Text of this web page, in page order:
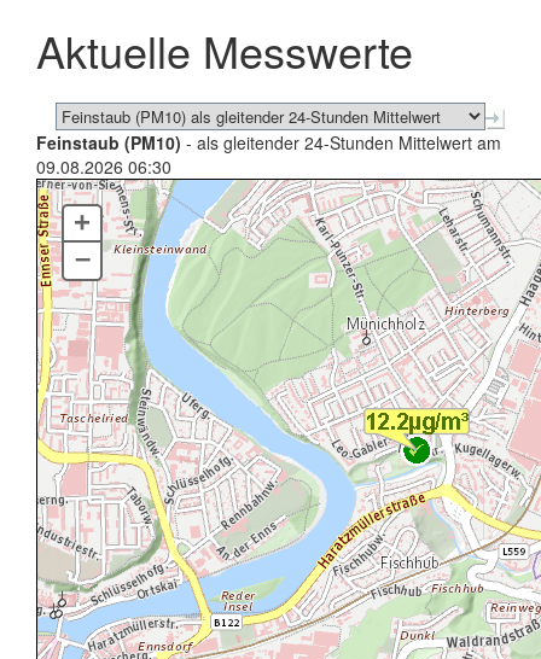
schließen
Aktuelle Messwerte
Feinstaub (PM10) - als gleitender 24-Stunden Mittelwert am
09.08.2026 06:30
+
–